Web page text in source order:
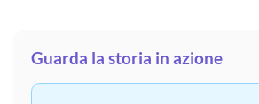
Guarda la storia in azione